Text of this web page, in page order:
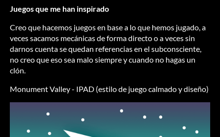
Juegos que me han inspirado
Creo que hacemos juegos en base a lo que hemos jugado, a
veces sacamos mecánicas de forma directo o a veces sin
darnos cuenta se quedan referencias en el subconsciente,
no creo que eso sea malo siempre y cuando no hagas un
clón.
Monument Valley - IPAD (estilo de juego calmado y diseño)